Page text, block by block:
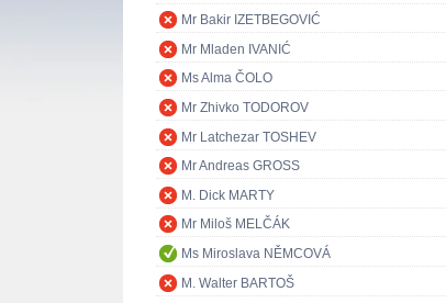
Mr Bakir IZETBEGOVIĆ
Mr Mladen IVANIĆ
Ms Alma ČOLO
Mr Zhivko TODOROV
Mr Latchezar TOSHEV
Mr Andreas GROSS
M. Dick MARTY
Mr Miloš MELČÁK
Ms Miroslava NĚMCOVÁ
M. Walter BARTOŠ